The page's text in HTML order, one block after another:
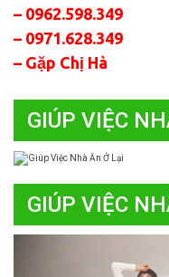
– 0962.598.349
– 0971.628.349
– Gặp Chị Hà
GIÚP VIỆC
GIÚP VIỆC